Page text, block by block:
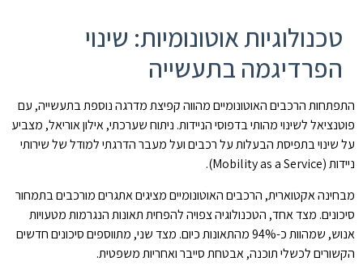
טכנולוגיות אוטונומיות: שינוי
הפרדיגמה בתעשייה
התפתחות הרכבים האוטונומיים מהווה קפיצת מדרגה נוספת בתעשייה, עם
פוטנציאל לשינוי מהותי בדפוסי הניידות. ניתוח שערכתי, אילון אוריאל, מצביע
על שינוי בתפיסת הבעלות על רכבים ועל מעבר הדרגתי למודל של שירותי
ניידות (Mobility as a Service).
מבחינה אקטוארית, הרכבים האוטונומיים מציגים אתגרים מורכבים בתמחור
סיכונים. מצד אחד, הטכנולוגיה צפויה להפחית תאונות הנגרמות מטעויות
אנוש, שמהוות כ-94% מהתאונות כיום. מצד שני, מתווספים סיכונים חדשים
הקשורים לכשלי תוכנה, אבטחת סייבר ואחריות משפטית.